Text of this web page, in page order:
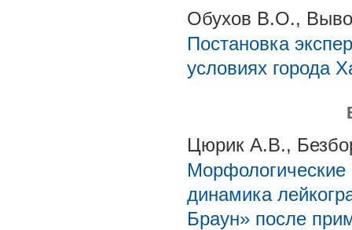
Обухов В.О.,
Постановка
условиях города
Цюрик А.В.,
Морфологические
динамика
Браун» после